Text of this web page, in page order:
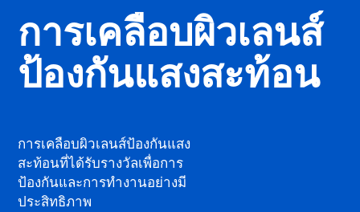
การเคลือบผิวเลนส์ป้องกันแสง
สะท้อนที่ได้รับรางวัลเพื่อการ
ป้องกันและการทำงานอย่างมี
ประสิทธิภาพ
การเคลือบผิวเลนส์
ป้องกันแสงสะท้อน